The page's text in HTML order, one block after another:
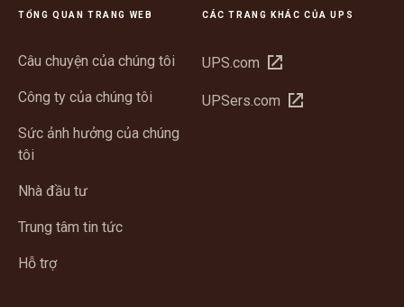
TỔNG QUAN TRANG WEB
Câu chuyện của chúng tôi
Công ty của chúng tôi
Sức ảnh hưởng của chúng
tôi
Nhà đầu tư
Trung tâm tin tức
Hỗ trợ
CÁC TRANG KHÁC CỦA UPS
UPS.com Mở
cửa
UPSers.com Mở